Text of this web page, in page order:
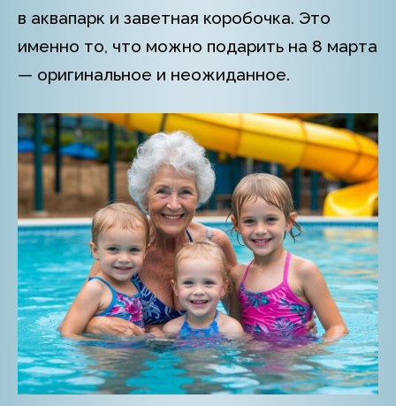
в аквапарк и заветная коробочка. Это
именно то, что можно подарить на 8 марта
— оригинальное и неожиданное.